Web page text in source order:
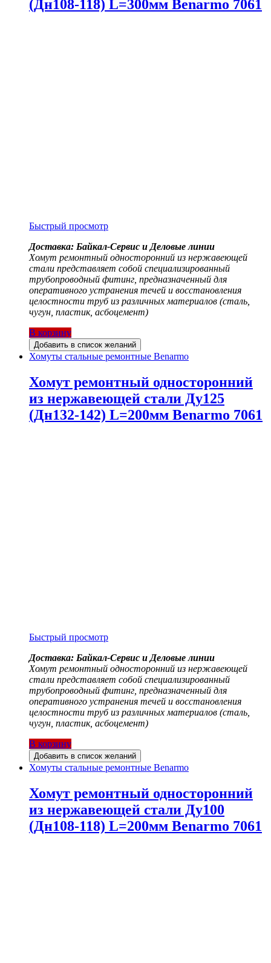
(Дн108-118) L=300мм Benarmo 7061
Быстрый просмотр
Доставка: Байкал-Сервис и Деловые линии
Хомут ремонтный односторонний из нержавеющей
стали представляет собой специализированный
трубопроводный фитинг, предназначенный для
оперативного устранения течей и восстановления
целостности труб из различных материалов (сталь,
чугун, пластик, асбоцемент)
В корзину
Добавить в список желаний
Хомуты стальные ремонтные Benarmo
Хомут ремонтный односторонний
из нержавеющей стали Ду125
(Дн132-142) L=200мм Benarmo 7061
Быстрый просмотр
Доставка: Байкал-Сервис и Деловые линии
Хомут ремонтный односторонний из нержавеющей
стали представляет собой специализированный
трубопроводный фитинг, предназначенный для
оперативного устранения течей и восстановления
целостности труб из различных материалов (сталь,
чугун, пластик, асбоцемент)
В корзину
Добавить в список желаний
Хомуты стальные ремонтные Benarmo
Хомут ремонтный односторонний
из нержавеющей стали Ду100
(Дн108-118) L=200мм Benarmo 7061